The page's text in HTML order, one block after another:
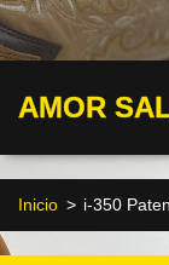
AMOR
Inicio > i-350